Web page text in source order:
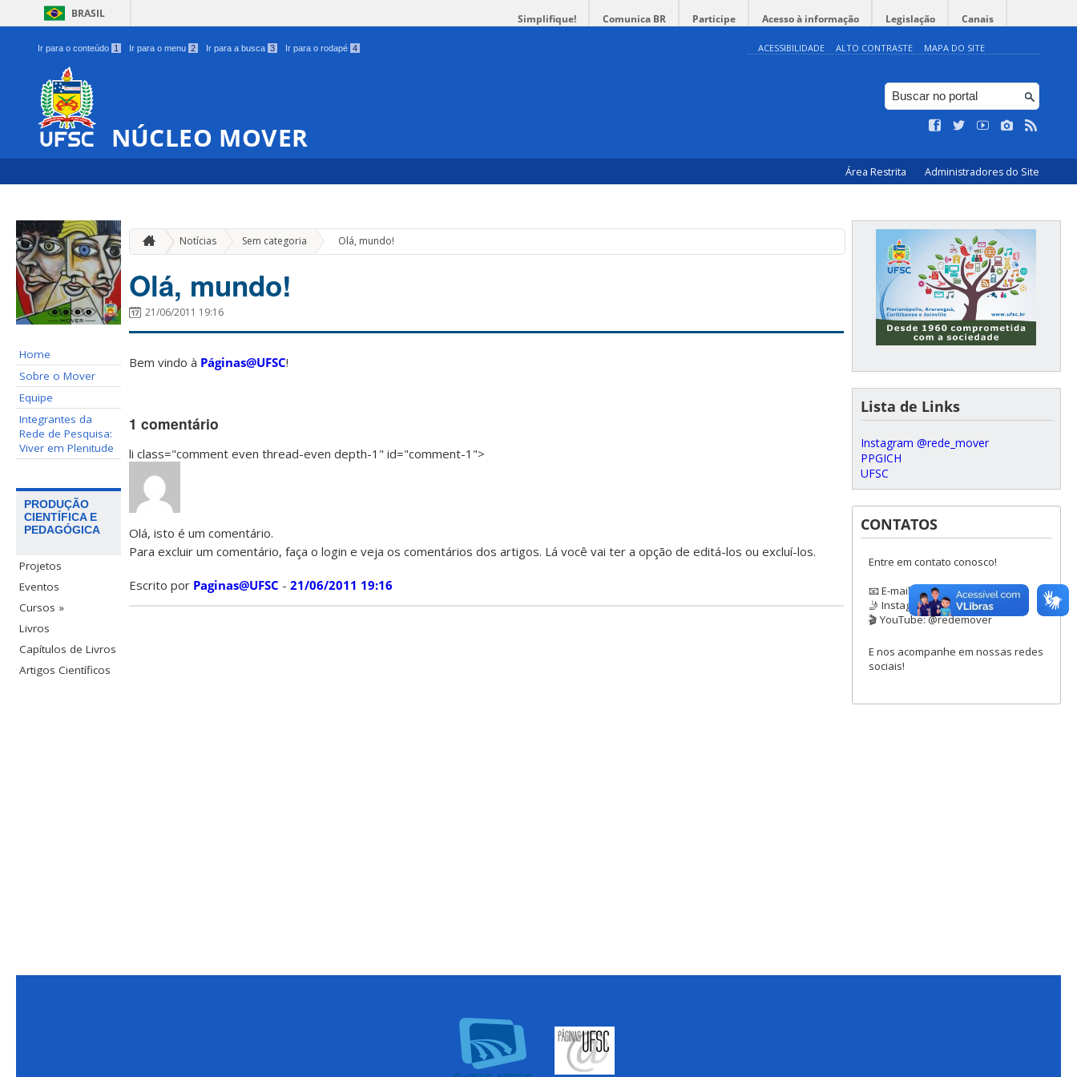
BRASIL Simplifique! Comunica BR Participe Acesso à informação Legislação Canais
Ir para o conteúdo 1 Ir para o menu 2 Ir para a busca 3 Ir para o rodapé 4 ACESSIBILIDADE ALTO CONTRASTE MAPA DO SITE
NÚCLEO MOVER
Área Restrita Administradores do Site
Home
Sobre o Mover
Equipe
Integrantes da
Rede de Pesquisa:
Viver em Plenitude
PRODUÇÃO
CIENTÍFICA E
PEDAGÓGICA
Projetos
Eventos
Cursos »
Livros
Capítulos de Livros
Artigos Científicos
Notícias Sem categoria » Olá, mundo!
Olá, mundo!
21/06/2011 19:16
Bem vindo à Páginas@UFSC!
1 comentário
li class="comment even thread-even depth-1" id="comment-1">
Olá, isto é um comentário.
Para excluir um comentário, faça o login e veja os comentários dos artigos. Lá você vai ter a opção de editá-los ou excluí-los.
Escrito por Paginas@UFSC - 21/06/2011 19:16
Lista de Links
Instagram @rede_mover
PPGICH
UFSC
CONTATOS
Entre em contato conosco!
📧 E-mail: redemover@gmail.com
🤳 Instagram: @rede_mover
🎬 YouTube: @redemover
E nos acompanhe em nossas redes
sociais!